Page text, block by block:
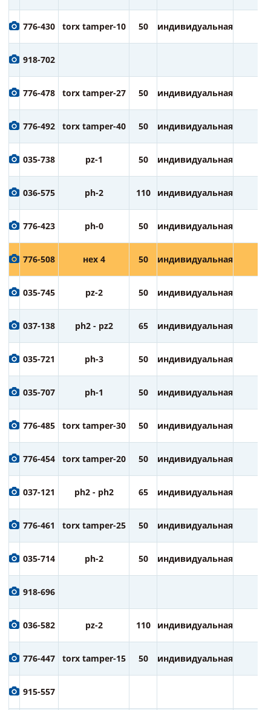
776-430 torx tamper-10 50 индивидуальная
918-702
776-478 torx tamper-27 50 индивидуальная
776-492 torx tamper-40 50 индивидуальная
035-738 pz-1 50 индивидуальная
036-575 ph-2 110 индивидуальная
776-423 ph-0 50 индивидуальная
776-508 нех 4 50 индивидуальная
035-745 pz-2 50 индивидуальная
037-138 ph2 - pz2 65 индивидуальная
035-721 ph-3 50 индивидуальная
035-707 ph-1 50 индивидуальная
776-485 torx tamper-30 50 индивидуальная
776-454 torx tamper-20 50 индивидуальная
037-121 ph2 - ph2 65 индивидуальная
776-461 torx tamper-25 50 индивидуальная
035-714 ph-2 50 индивидуальная
918-696
036-582 pz-2 110 индивидуальная
776-447 torx tamper-15 50 индивидуальная
915-557